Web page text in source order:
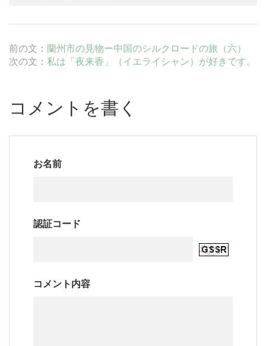
前の文： 蘭州市の見物ー中国のシルクロードの旅（六）
次の文： 私は「夜来香」（イエライシャン）が好きです。
コメントを書く
お名前
認証コード
コメント内容